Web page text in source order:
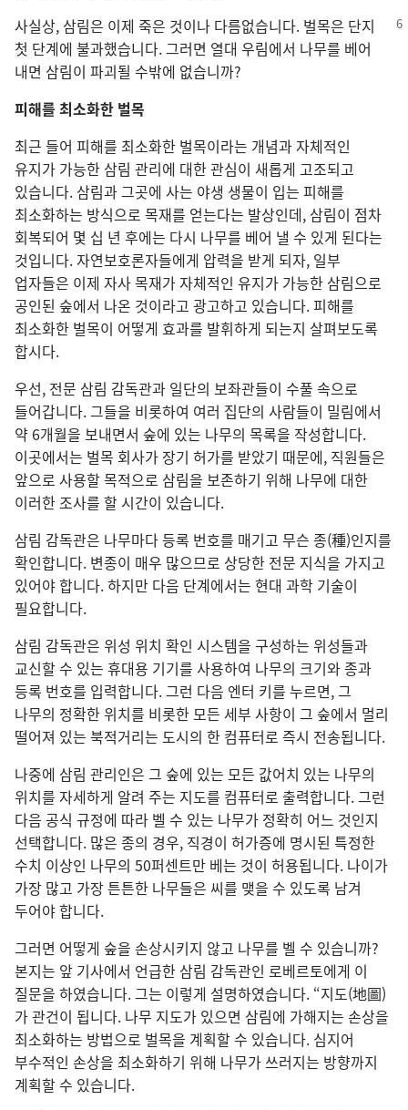
사실상, 삼림은 이제 죽은 것이나 다름없습니다. 벌목은 단지
첫 단계에 불과했습니다. 그러면 열대 우림에서 나무를 베어
내면 삼림이 파괴될 수밖에 없습니까?
피해를 최소화한 벌목
최근 들어 피해를 최소화한 벌목이라는 개념과 자체적인
유지가 가능한 삼림 관리에 대한 관심이 새롭게 고조되고
있습니다. 삼림과 그곳에 사는 야생 생물이 입는 피해를
최소화하는 방식으로 목재를 얻는다는 발상인데, 삼림이 점차
회복되어 몇 십 년 후에는 다시 나무를 베어 낼 수 있게 된다는
것입니다. 자연보호론자들에게 압력을 받게 되자, 일부
업자들은 이제 자사 목재가 자체적인 유지가 가능한 삼림으로
공인된 숲에서 나온 것이라고 광고하고 있습니다. 피해를
최소화한 벌목이 어떻게 효과를 발휘하게 되는지 살펴보도록
합시다.
우선, 전문 삼림 감독관과 일단의 보좌관들이 수풀 속으로
들어갑니다. 그들을 비롯하여 여러 집단의 사람들이 밀림에서
약 6개월을 보내면서 숲에 있는 나무의 목록을 작성합니다.
이곳에서는 벌목 회사가 장기 허가를 받았기 때문에, 직원들은
앞으로 사용할 목적으로 삼림을 보존하기 위해 나무에 대한
이러한 조사를 할 시간이 있습니다.
삼림 감독관은 나무마다 등록 번호를 매기고 무슨 종(種)인지를
확인합니다. 변종이 매우 많으므로 상당한 전문 지식을 가지고
있어야 합니다. 하지만 다음 단계에서는 현대 과학 기술이
필요합니다.
삼림 감독관은 위성 위치 확인 시스템을 구성하는 위성들과
교신할 수 있는 휴대용 기기를 사용하여 나무의 크기와 종과
등록 번호를 입력합니다. 그런 다음 엔터 키를 누르면, 그
나무의 정확한 위치를 비롯한 모든 세부 사항이 그 숲에서 멀리
떨어져 있는 북적거리는 도시의 한 컴퓨터로 즉시 전송됩니다.
나중에 삼림 관리인은 그 숲에 있는 모든 값어치 있는 나무의
위치를 자세하게 알려 주는 지도를 컴퓨터로 출력합니다. 그런
다음 공식 규정에 따라 벨 수 있는 나무가 정확히 어느 것인지
선택합니다. 많은 종의 경우, 직경이 허가증에 명시된 특정한
수치 이상인 나무의 50퍼센트만 베는 것이 허용됩니다. 나이가
가장 많고 가장 튼튼한 나무들은 씨를 맺을 수 있도록 남겨
두어야 합니다.
그러면 어떻게 숲을 손상시키지 않고 나무를 벨 수 있습니까?
본지는 앞 기사에서 언급한 삼림 감독관인 로베르토에게 이
질문을 하였습니다. 그는 이렇게 설명하였습니다. “지도(地圖)
가 관건이 됩니다. 나무 지도가 있으면 삼림에 가해지는 손상을
최소화하는 방법으로 벌목을 계획할 수 있습니다. 심지어
부수적인 손상을 최소화하기 위해 나무가 쓰러지는 방향까지
계획할 수 있습니다.